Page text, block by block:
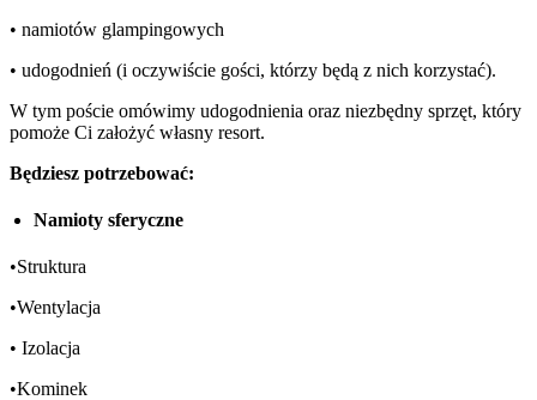
• namiotów glampingowych
• udogodnień (i oczywiście gości, którzy będą z nich korzystać).
W tym poście omówimy udogodnienia oraz niezbędny sprzęt, który
pomoże Ci założyć własny resort.
Będziesz potrzebować:
Namioty sferyczne
•Struktura
•Wentylacja
• Izolacja
•Kominek